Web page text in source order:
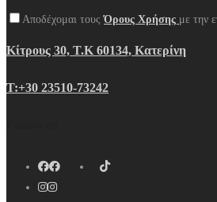
Αποδέχομαι τουςΌρους Χρήσης με την
Κίτρους 30, Τ.Κ 60134, Κατερίνη
Τ:+30 23510-73242